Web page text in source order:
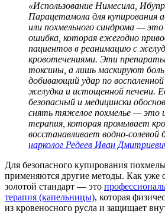
«Использование Нимесила,
Парацетамола для купирования
или похмельного синдрома — это
ошибка, которая ежегодно
пациентов в реанимацию с
кровотечениями. Эти
токсины, а лишь маскируют
добивающий удар по
желудка и истощенной печени.
безопасный и медицински
снять тяжелое похмелье — это
терапия, которая промывает
восстанавливает водно-солевой
нарколог Редеев Иван
Для безопасного купирования
применяются другие методы. Как уже
золотой стандарт — это
терапия (капельницы), которая
из кровеносного русла и защищает